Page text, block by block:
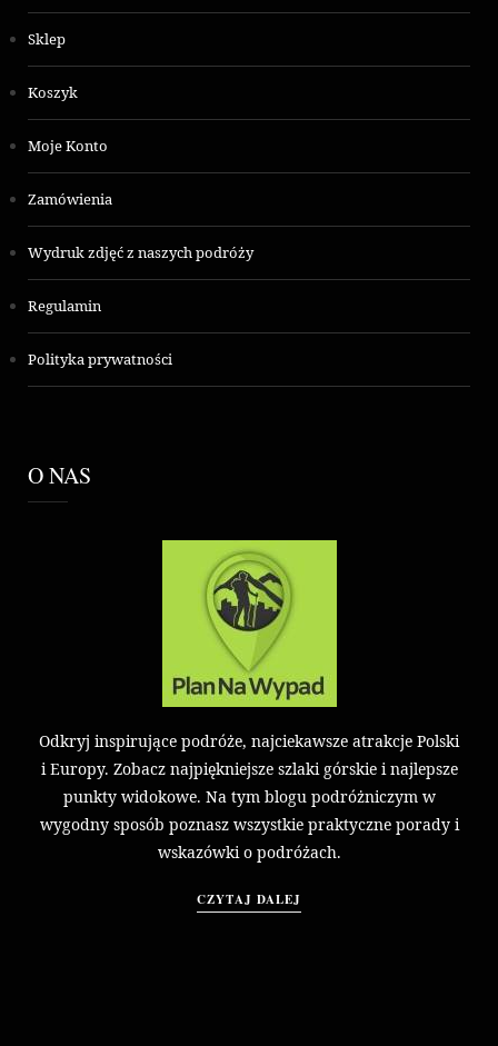
Sklep
Koszyk
Moje Konto
Zamówienia
Wydruk zdjęć z naszych podróży
Regulamin
Polityka prywatności
O NAS
Odkryj inspirujące podróże, najciekawsze atrakcje Polski
i Europy. Zobacz najpiękniejsze szlaki górskie i najlepsze
punkty widokowe. Na tym blogu podróżniczym w
wygodny sposób poznasz wszystkie praktyczne porady i
wskazówki o podróżach.
CZYTAJ DALEJ